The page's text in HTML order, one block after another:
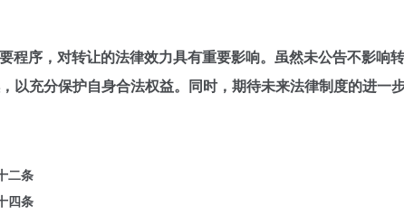
程序，对转让的法律效力具有重要影响。虽然未公告不影
以充分保护自身合法权益。同时，期待未来法律制度的进一
二条
四条